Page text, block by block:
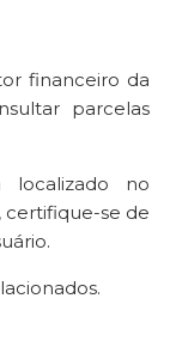
financeiro da
parcelas
localizado no
certifique-se de